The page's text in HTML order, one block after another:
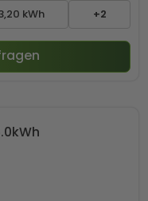
kWh
+2